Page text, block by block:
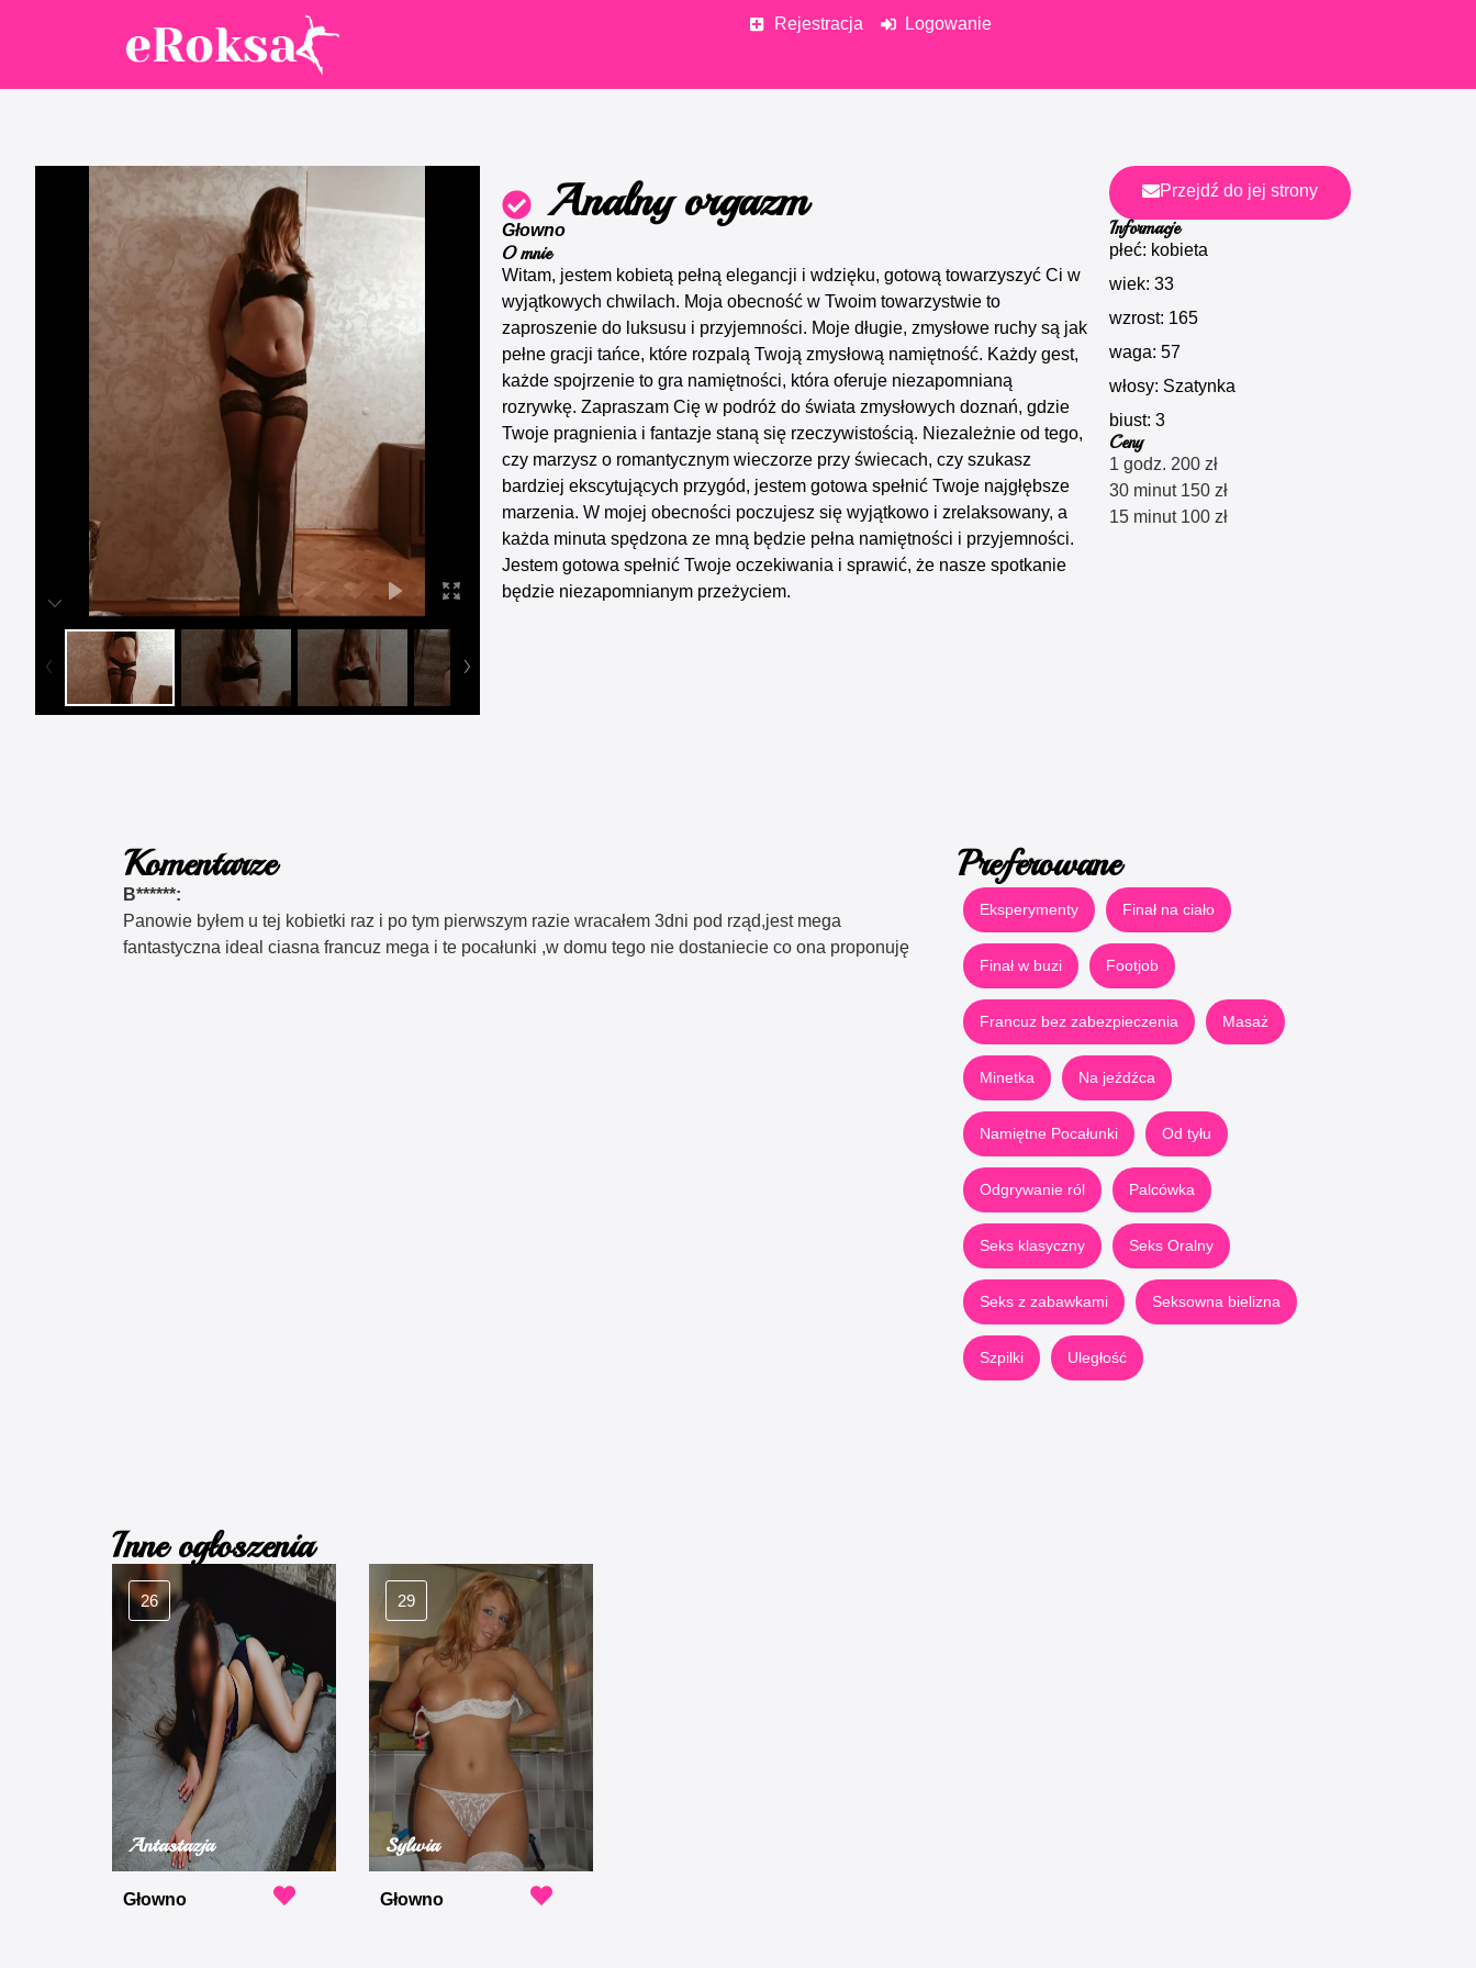
Rejestracja Logowanie
Analny orgazm
Głowno
O mnie
Witam, jestem kobietą pełną elegancji i wdzięku, gotową towarzyszyć Ci w
wyjątkowych chwilach. Moja obecność w Twoim towarzystwie to
zaproszenie do luksusu i przyjemności. Moje długie, zmysłowe ruchy są jak
pełne gracji tańce, które rozpalą Twoją zmysłową namiętność. Każdy gest,
każde spojrzenie to gra namiętności, która oferuje niezapomnianą
rozrywkę. Zapraszam Cię w podróż do świata zmysłowych doznań, gdzie
Twoje pragnienia i fantazje staną się rzeczywistością. Niezależnie od tego,
czy marzysz o romantycznym wieczorze przy świecach, czy szukasz
bardziej ekscytujących przygód, jestem gotowa spełnić Twoje najgłębsze
marzenia. W mojej obecności poczujesz się wyjątkowo i zrelaksowany, a
każda minuta spędzona ze mną będzie pełna namiętności i przyjemności.
Jestem gotowa spełnić Twoje oczekiwania i sprawić, że nasze spotkanie
będzie niezapomnianym przeżyciem.
Przejdź do jej strony
Informacje
płeć: kobieta
wiek: 33
wzrost: 165
waga: 57
włosy: Szatynka
biust: 3
Ceny
1 godz. 200 zł
30 minut 150 zł
15 minut 100 zł
Komentarze
B******:
Panowie byłem u tej kobietki raz i po tym pierwszym razie wracałem 3dni pod rząd,jest mega
fantastyczna ideal ciasna francuz mega i te pocałunki ,w domu tego nie dostaniecie co ona proponuję
Preferowane
Eksperymenty Finał na ciało
Finał w buzi Footjob
Francuz bez zabezpieczenia Masaż
Minetka Na jeźdźca
Namiętne Pocałunki Od tyłu
Odgrywanie ról Palcówka
Seks klasyczny Seks Oralny
Seks z zabawkami Seksowna bielizna
Szpilki Uległość
Inne ogłoszenia
26
Antastazja
Głowno
29
Sylwia
Głowno